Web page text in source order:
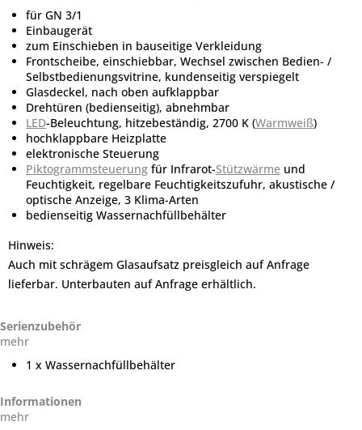
für GN 3/1
Einbaugerät
zum Einschieben in bauseitige Verkleidung
Frontscheibe, einschiebbar, Wechsel zwischen Bedien- /
Selbstbedienungsvitrine, kundenseitig verspiegelt
Glasdeckel, nach oben aufklappbar
Drehtüren (bedienseitig), abnehmbar
LED-Beleuchtung, hitzebeständig, 2700 K (Warmweiß)
hochklappbare Heizplatte
elektronische Steuerung
Piktogrammsteuerung für Infrarot-Stützwärme und
Feuchtigkeit, regelbare Feuchtigkeitszufuhr, akustische /
optische Anzeige, 3 Klima-Arten
bedienseitig Wassernachfüllbehälter
Hinweis:
Auch mit schrägem Glasaufsatz preisgleich auf Anfrage
lieferbar. Unterbauten auf Anfrage erhältlich.
Serienzubehör
mehr
1 x Wassernachfüllbehälter
Informationen
mehr